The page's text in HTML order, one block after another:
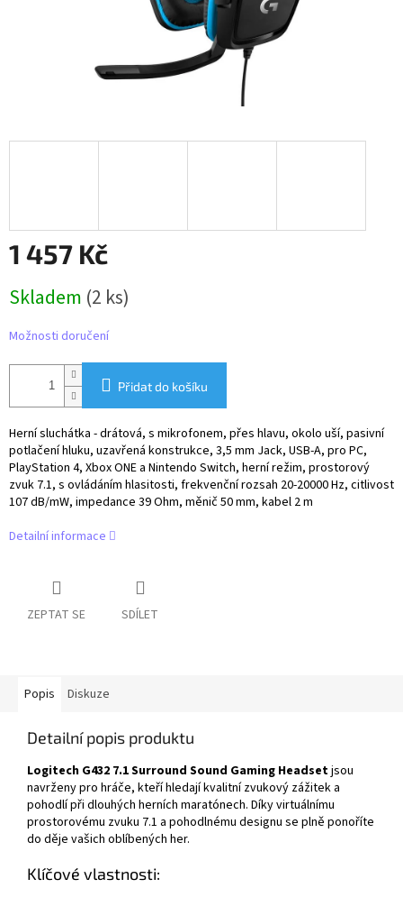
1 457 Kč
cena:
Skladem (2 ks)
Možnosti doručení
Přidat do košíku
Herní sluchátka - drátová, s mikrofonem, přes hlavu, okolo uší, pasivní
potlačení hluku, uzavřená konstrukce, 3,5 mm Jack, USB-A, pro PC,
PlayStation 4, Xbox ONE a Nintendo Switch, herní režim, prostorový
zvuk 7.1, s ovládáním hlasitosti, frekvenční rozsah 20-20000 Hz, citlivost
107 dB/mW, impedance 39 Ohm, měnič 50 mm, kabel 2 m
Detailní informace
ZEPTAT SE SDÍLET
Popis Diskuze
Detailní popis produktu
Logitech G432 7.1 Surround Sound Gaming Headsetjsou
navrženy pro hráče, kteří hledají kvalitní zvukový zážitek a
pohodlí při dlouhých herních maratónech. Díky virtuálnímu
prostorovému zvuku 7.1 a pohodlnému designu se plně ponoříte
do děje vašich oblíbených her.
Klíčové vlastnosti: